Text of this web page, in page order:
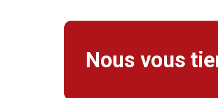
Nous vous